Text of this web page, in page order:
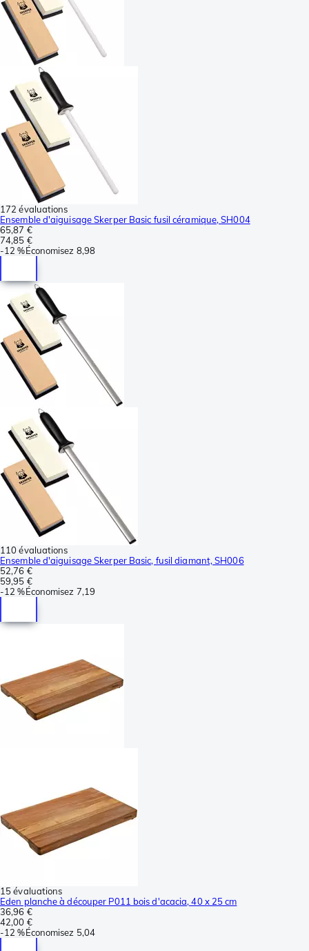
172 évaluations
Ensemble d'aiguisage Skerper Basic fusil céramique, SH004
65,87 €
74,85 €
-12 %Économisez 8,98
110 évaluations
Ensemble d'aiguisage Skerper Basic, fusil diamant, SH006
52,76 €
59,95 €
-12 %Économisez 7,19
15 évaluations
Eden planche à découper P011 bois d'acacia, 40 x 25 cm
36,96 €
42,00 €
-12 %Économisez 5,04